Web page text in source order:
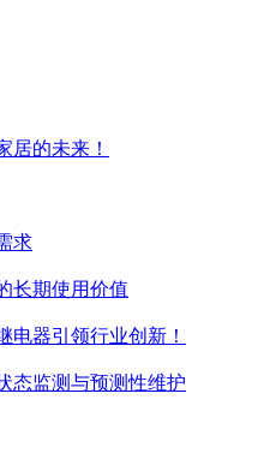
居的未来！
求
长期使用价值
电器引领行业创新！
态监测与预测性维护